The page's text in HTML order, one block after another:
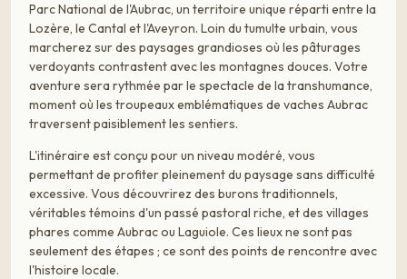
Parc National de l'Aubrac, un territoire unique réparti entre la
Lozère, le Cantal et l'Aveyron. Loin du tumulte urbain, vous
marcherez sur des paysages grandioses où les pâturages
verdoyants contrastent avec les montagnes douces. Votre
aventure sera rythmée par le spectacle de la transhumance,
moment où les troupeaux emblématiques de vaches Aubrac
traversent paisiblement les sentiers.
L'itinéraire est conçu pour un niveau modéré, vous
permettant de profiter pleinement du paysage sans difficulté
excessive. Vous découvrirez des burons traditionnels,
véritables témoins d'un passé pastoral riche, et des villages
phares comme Aubrac ou Laguiole. Ces lieux ne sont pas
seulement des étapes ; ce sont des points de rencontre avec
l'histoire locale.